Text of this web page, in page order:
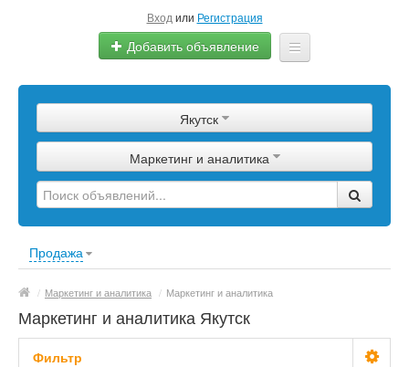
Вход или Регистрация
Добавить объявление
Сырье
Изделия
Оборудование
Якутск
Маркетинг и аналитика
Продажа
/ Маркетинг и аналитика / Маркетинг и аналитика
Маркетинг и аналитика Якутск
Фильтр